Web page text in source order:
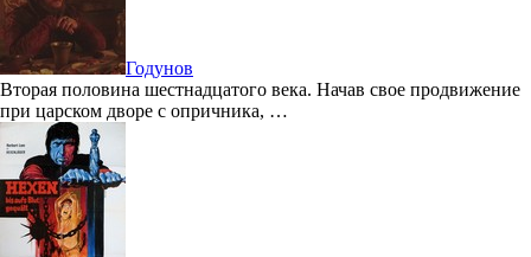
Годунов
Вторая половина шестнадцатого века. Начав свое продвижение
при царском дворе с опричника, …